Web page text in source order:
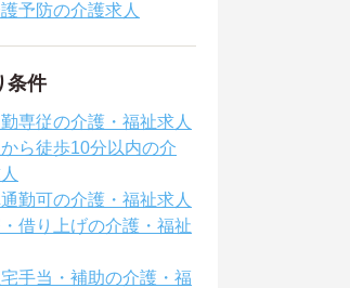
予防の介護求人
条件
専従の介護・福祉求人
ら徒歩10分以内の介
勤可の介護・福祉求人
借り上げの介護・福祉
手当・補助の介護・福